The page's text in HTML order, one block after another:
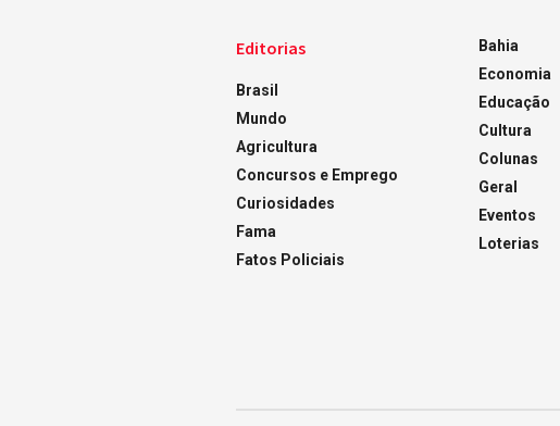
Editorias
Brasil
Mundo
Agricultura
Concursos e Emprego
Curiosidades
Fama
Fatos Policiais
Bahia
Economia
Educação
Cultura
Colunas
Geral
Eventos
Loterias